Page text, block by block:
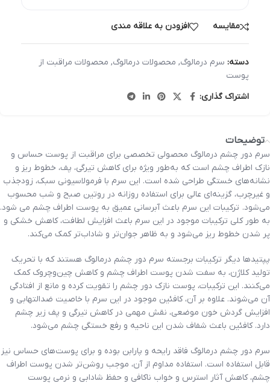
مقایسه افزودن به علاقه مندی
دسته: سرم درمالوگ, محصولات درمالوگ, محصولات مراقبت از
پوست
اشتراک گذاری:
توضیحات
سرم دور چشم درمالوگ محصولی تخصصی برای مراقبت از پوست حساس و
نازک اطراف چشم است که به‌طور ویژه برای کاهش تیرگی، پف، خطوط ریز و
نشانه‌های خستگی طراحی شده است. این سرم با فرمولاسیونی سبک، زودجذب
و غیرچرب، گزینه‌ای عالی برای استفاده روزانه در روتین صبح و شب محسوب
می‌شود. ترکیبات این سرم باعث آبرسانی عمیق به پوست اطراف چشم می شود.
به طور کلی ترکیبات موجود در این سرم باعث افزایش لطافت، کاهش خشکی و
پر شدن خطوط ریز می‌شود و به ظاهر جوان‌تر و شاداب‌تر کمک می‌کند.
پپتیدها دیگر ترکیبات برجسته سرم دور چشم درمالوگ هستند که با تحریک
تولید کلاژن، به سفت شدن پوست اطراف چشم و کاهش چین‌وچروک کمک
می‌کنند. این ترکیبات، پوست نازک دور چشم را تقویت کرده و مانع از افتادگی
آن می‌شوند. علاوه بر آن، کافئین موجود در این سرم با خاصیت ضدالتهابی و
افزایش گردش خون موضعی، نقش مهمی در کاهش تیرگی و پف زیر چشم
دارد. کافئین باعث شفاف شدن این ناحیه و رفع خستگی چشم می‌شود.
سرم دور چشم درمالوگ فاقد رایحه و پارابن بوده و برای پوست‌های حساس نیز
قابل استفاده است. استفاده مداوم از آن، موجب روشن‌تر شدن پوست اطراف
چشم، کاهش آثار استرس و خواب ناکافی و حفظ شادابی و نرمی پوست